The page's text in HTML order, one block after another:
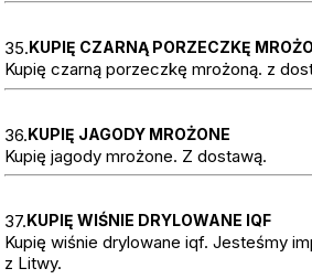
35.KUPIĘ CZARNĄ PORZECZKĘ
Kupię czarną porzeczkę mrożoną. z
36.KUPIĘ JAGODY MROŻONE
Kupię jagody mrożone. Z dostawą.
37.KUPIĘ WIŚNIE DRYLOWANE IQF
Kupię wiśnie drylowane iqf. Jesteśmy
z Litwy.